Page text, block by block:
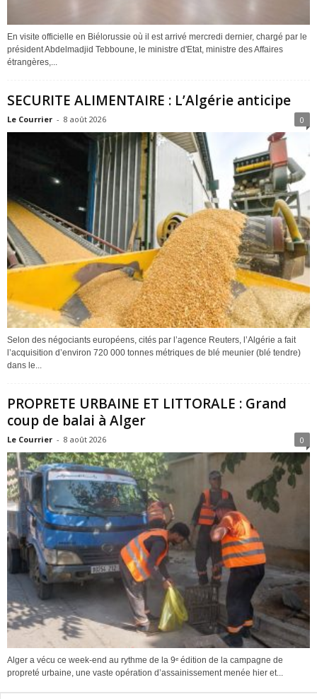
En visite officielle en Biélorussie où il est arrivé mercredi dernier, chargé par le
président Abdelmadjid Tebboune, le ministre d'Etat, ministre des Affaires
étrangères,...
SECURITE ALIMENTAIRE : L’Algérie anticipe
Le Courrier - 8 août 2026 0
Selon des négociants européens, cités par l’agence Reuters, l’Algérie a fait
l’acquisition d’environ 720 000 tonnes métriques de blé meunier (blé tendre)
dans le...
PROPRETE URBAINE ET LITTORALE : Grand
coup de balai à Alger
Le Courrier - 8 août 2026 0
Alger a vécu ce week-end au rythme de la 9ᵉ édition de la campagne de
propreté urbaine, une vaste opération d’assainissement menée hier et...